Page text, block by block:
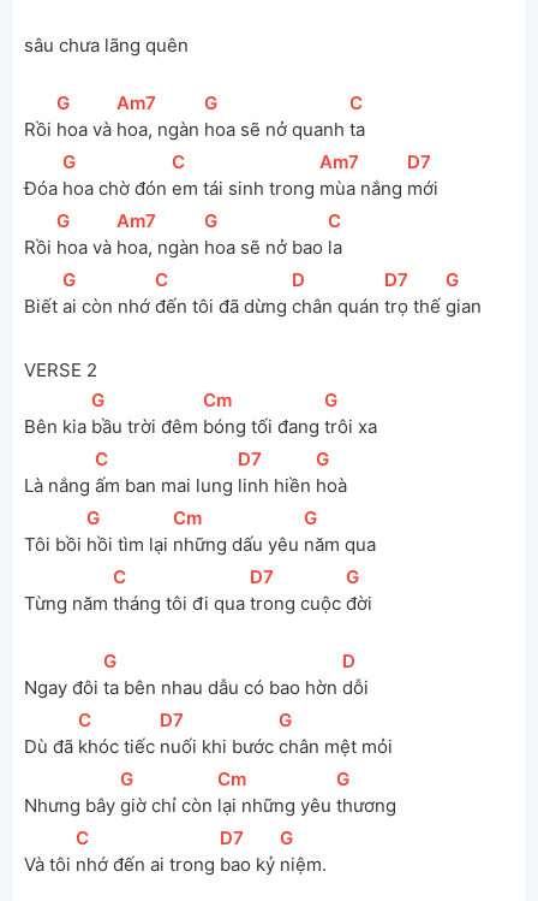
sâu chưa lãng quên
Rồi
[
G
hoa và
[
Am7
hoa, ngàn
[
G
hoa sẽ nở quanh
[
C
ta
Đóa
[
G
hoa chờ đón
[
C
em tái sinh trong
[
Am7
mùa nắng
[D7
mới
Rồi
[
G
hoa và
[
Am7
hoa, ngàn
[
G
hoa sẽ nở bao
[
C
la
Biết
[
G
ai còn nhớ
[
C
đến tôi đã dừng
[D
chân quán
[D7
trọ thế
[
G
gian
VERSE 2
Bên kia
[
G
bầu trời đêm
[
Cm
bóng tối đang
[
G
trôi xa
Là nắng
[
C
ấm ban mai lung
[D7
linh hiền
[
G
hoà
Tôi bồi
[
G
hồi tìm lại
[
Cm
những dấu yêu
[
G
năm qua
Từng năm
[
C
tháng tôi đi qua
[D7
trong cuộc
[
G
đời
Ngay đôi
[
G
ta bên nhau dẫu có bao hờn
[D
dỗi
Dù đã
[
C
khóc tiếc
[D7
nuối khi bước
[
G
chân mệt mỏi
Nhưng bây
[
G
giờ chỉ còn
[
Cm
lại những yêu
[
G
thương
Và tôi
[
C
nhớ đến ai trong
[D7
bao kỷ
[
G
niệm.